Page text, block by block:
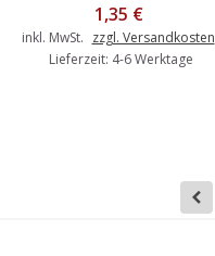
1,35 €
inkl. MwSt. zzgl. Versandkosten
Lieferzeit: 4-6 Werktage